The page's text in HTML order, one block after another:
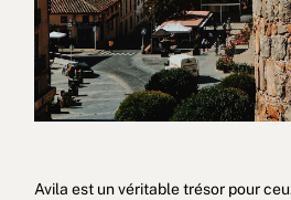
Avila est un véritable trésor pour